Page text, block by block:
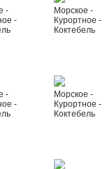
-
-
Морское -
Курортное -
Коктебель
-
-
Морское -
Курортное -
Коктебель